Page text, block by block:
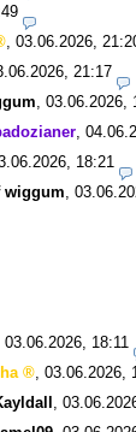
03.06.2026,
21:17
03.06.2026,
18:21
wiggum
03.06.2026, 18:11
03.06.2026,